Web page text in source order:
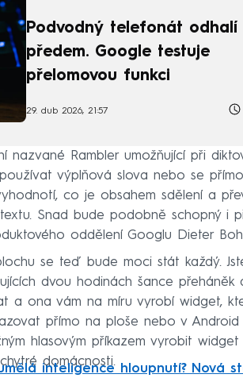
Podvodný telefonát odhalí
předem. Google testuje
přelomovou funkci
29. dub 2026, 21:57
nazvané Rambler umožňující při
výplňová slova nebo se
co je obsahem sdělení a
Snad bude podobně schopný i
oddělení Googlu Dieter
se teď bude moci stát každý.
dvou hodinách šance přeháněk
a ona vám na míru vyrobí widget,
přímo na ploše nebo v Android
hlasovým příkazem vyrobit widget
domácnosti.
inteligence hloupnutí? Nová